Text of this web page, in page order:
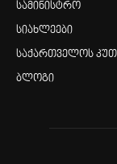
სამინისტრო
სიახლეები
საქართველოს
ბლოგი